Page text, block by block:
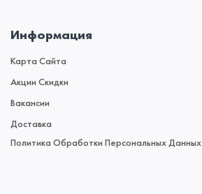
Информация
Карта Сайта
Акции Скидки
Вакансии
Доставка
Политика Обработки Персональных Данных